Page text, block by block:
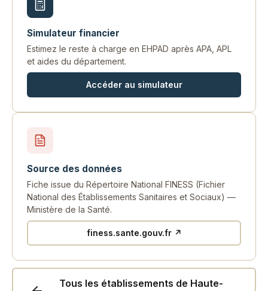
Simulateur financier
Estimez le reste à charge en EHPAD après APA, APL
et aides du département.
Accéder au simulateur
Source des données
Fiche issue du Répertoire National FINESS (Fichier
National des Établissements Sanitaires et Sociaux) —
Ministère de la Santé.
finess.sante.gouv.fr ↗
Tous les établissements de Haute-